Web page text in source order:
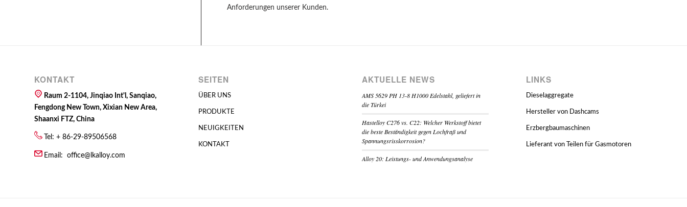
Anforderungen unserer Kunden.
KONTAKT
Raum 2-1104, Jinqiao Int'l, Sanqiao,
Fengdong New Town, Xixian New Area,
Shaanxi FTZ, China
Tel: + 86-29-89506568
Email: office@lkalloy.com
SEITEN
ÜBER UNS
PRODUKTE
NEUIGKEITEN
KONTAKT
AKTUELLE NEWS
AMS 5629 PH 13-8 H1000 Edelstahl, geliefert in
die Türkei
Hastelloy C276 vs. C22: Welcher Werkstoff bietet
die beste Beständigkeit gegen Lochfraß und
Spannungsrisskorrosion?
Alloy 20: Leistungs- und Anwendungsanalyse
LINKS
Dieselaggregate
Hersteller von Dashcams
Erzbergbaumaschinen
Lieferant von Teilen für Gasmotoren